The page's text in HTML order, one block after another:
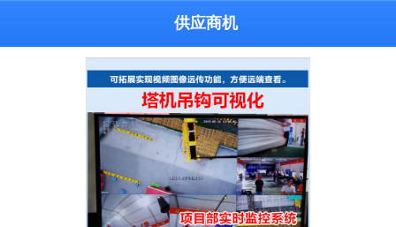
供应商机